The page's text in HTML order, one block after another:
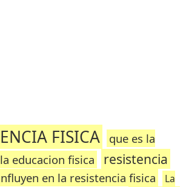
FISICA
que es la
educacion fisica
resistencia
en la resistencia fisica
La